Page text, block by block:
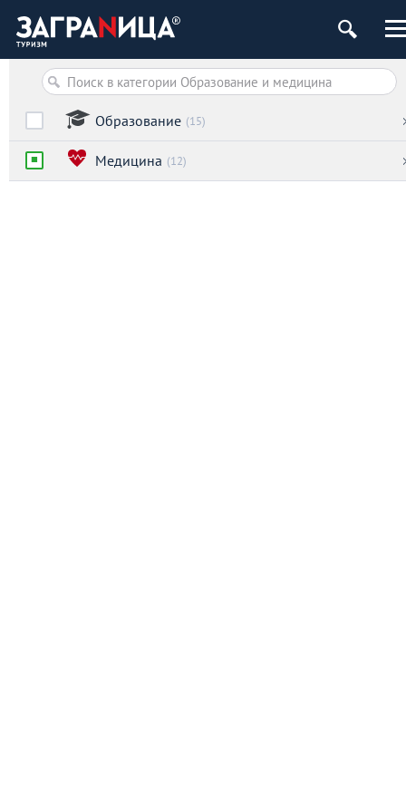
Образование (15)
Медицина (12)